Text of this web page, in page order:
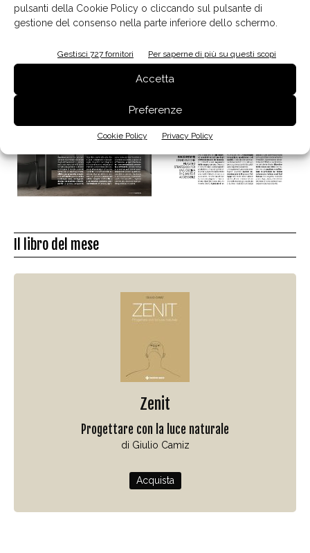
pulsanti della Cookie Policy o cliccando sul pulsante di
gestione del consenso nella parte inferiore dello schermo.
Gestisci 727 fornitori Per saperne di più su questi scopi
Accetta
Preferenze
Cookie Policy Privacy Policy
Il libro del mese
Zenit
Progettare con la luce naturale
di Giulio Camiz
Acquista